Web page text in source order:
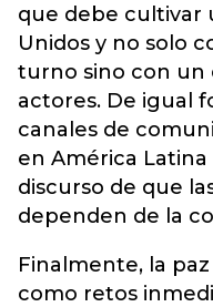
que debe cultivar
Unidos y no solo
turno sino con un
actores. De igual
canales de
en América
discurso de que
dependen de la
Finalmente, la
como retos